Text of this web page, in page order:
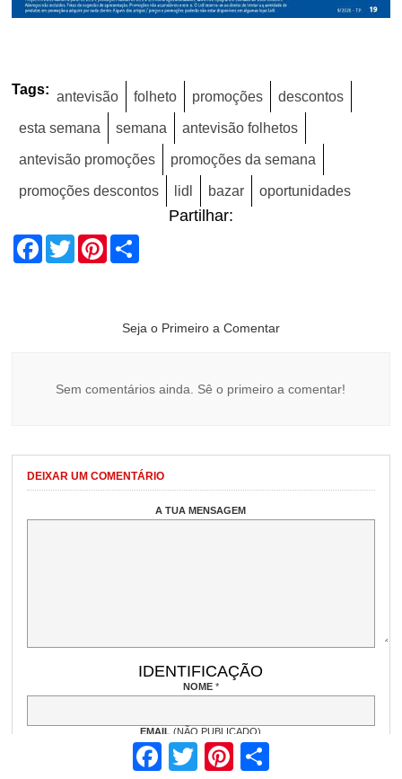
Tags: antevisão folheto promoções descontos
esta semana semana antevisão folhetos
antevisão promoções promoções da semana
promoções descontos lidl bazar oportunidades
Partilhar:
Facebook
TwitterPinterest
Seja o Primeiro a Comentar
Sem comentários ainda. Sê o primeiro a comentar!
DEIXAR UM COMENTÁRIO
A TUA MENSAGEM
IDENTIFICAÇÃO
NOME *
EMAIL(NÃO PUBLICADO)
Facebook Twitter Pinterest